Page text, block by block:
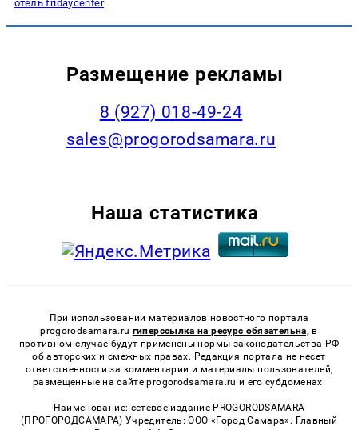
отель fridaycenter
Размещение рекламы
8 (927) 018-49-24
sales@progorodsamara.ru
Наша статистика
При использовании материалов новостного портала
progorodsamara.ru гиперссылка на ресурс обязательна, в
противном случае будут применены нормы законодательства РФ
об авторских и смежных правах. Редакция портала не несет
ответственности за комментарии и материалы пользователей,
размещенные на сайте progorodsamara.ru и его субдоменах.
Наименование: сетевое издание PROGORODSAMARA
(ПРОГОРОДСАМАРА) Учредитель: ООО «Город Самара». Главный